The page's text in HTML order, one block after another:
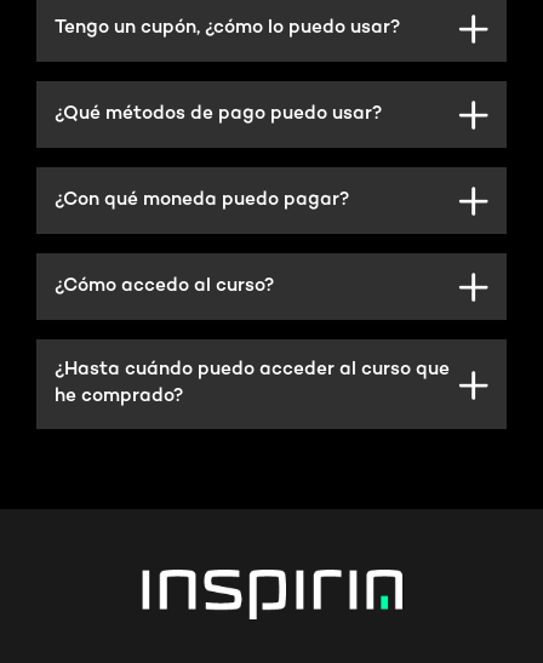
Tengo un cupón, ¿cómo lo puedo usar?
¿Qué métodos de pago puedo usar?
¿Con qué moneda puedo pagar?
¿Cómo accedo al curso?
¿Hasta cuándo puedo acceder al curso que
he comprado?